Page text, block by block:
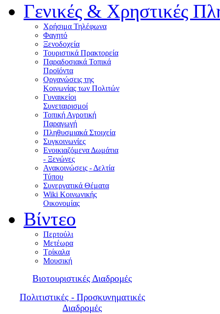
Γενικές & Χρηστικές
Χρήσιμα Τηλέφωνα
Φαγητό
Ξενοδοχεία
Τουριστικά Πρακτορεία
Παραδοσιακά Τοπικά
Προϊόντα
Οργανώσεις της
Κοινωνίας των Πολιτών
Γυναικείοι
Συνεταιρισμοί
Τοπική Αγροτική
Παραγωγή
Πληθυσμιακά Στοιχεία
Συγκοινωνίες
Ενοικιαζόμενα Δωμάτια
- Ξενώνες
Ανακοινώσεις - Δελτία
Τύπου
Συνεργατικά Θέματα
Wiki Κοινωνικής
Οικονομίας
Βίντεο
Περτούλι
Μετέωρα
Τρίκαλα
Μουσική
Βιοτουριστικές Διαδρομές
Πολιτιστικές - Προσκυνηματικές
Διαδρομές